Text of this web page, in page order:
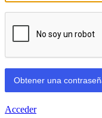
Acceder